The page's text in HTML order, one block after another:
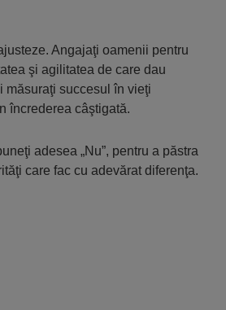
Angajaţi oamenii pentru
şi agilitatea de care dau
măsuraţi succesul în vieţi
încrederea câştigată.
adesea „Nu”, pentru a păstra
care fac cu adevărat diferenţa.